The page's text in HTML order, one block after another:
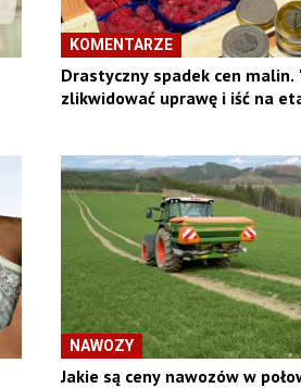
KOMENTARZE
Drastyczny spadek cen malin.
zlikwidować uprawę i iść na
NAWOZY
Jakie są ceny nawozów w